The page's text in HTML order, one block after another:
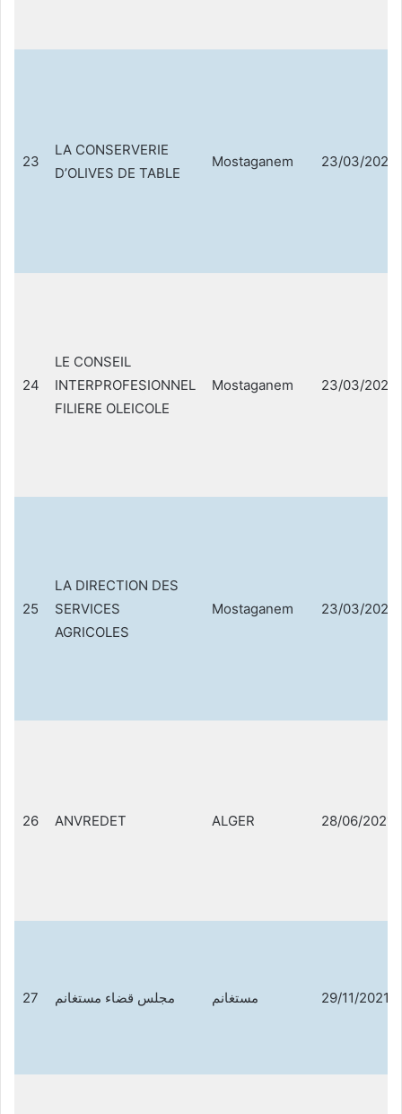
23
LA CONSERVERIE
D’OLIVES DE TABLE
Mostaganem 23/03/2021
24
LE CONSEIL
INTERPROFESIONNEL
FILIERE OLEICOLE
Mostaganem 23/03/2021
25
LA DIRECTION DES
SERVICES
AGRICOLES
Mostaganem 23/03/2021
26 ANVREDET ALGER 28/06/2021
27 مجلس قضاء مستغانم مستغانم 29/11/2021